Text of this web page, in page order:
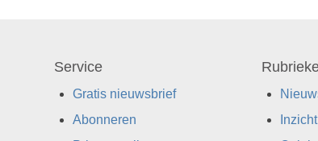
Service
Gratis nieuwsbrief
Abonneren
Inzicht